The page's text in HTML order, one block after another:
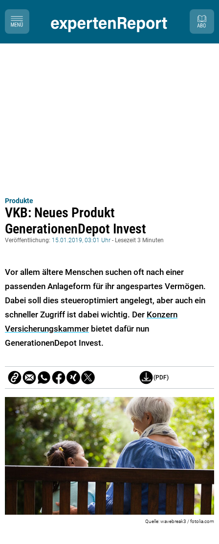
Produkte
VKB: Neues Produkt
GenerationenDepot Invest
Veröffentlichung: 15.01.2019, 03:01 Uhr - Lesezeit 3 Minuten
Vor allem ältere Menschen suchen oft nach einer
passenden Anlageform für ihr angespartes Vermögen.
Dabei soll dies steueroptimiert angelegt, aber auch ein
schneller Zugriff ist dabei wichtig. Der Konzern
Versicherungskammer bietet dafür nun
GenerationenDepot Invest.
(PDF)
wavebreak3 / fotolia.com